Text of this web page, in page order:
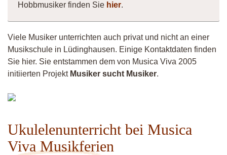
Hobbmusiker finden Sie hier.
Viele Musiker unterrichten auch privat und nicht an einer
Musikschule in Lüdinghausen. Einige Kontaktdaten finden
Sie hier. Sie entstammen dem von Musica Viva 2005
initiierten Projekt Musiker sucht Musiker.
Ukulelenunterricht bei Musica
Viva Musikferien